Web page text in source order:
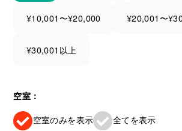
¥10,001〜¥20,000 ¥20,001〜
¥30,001以上
空室：
空室のみを表示 全てを表示